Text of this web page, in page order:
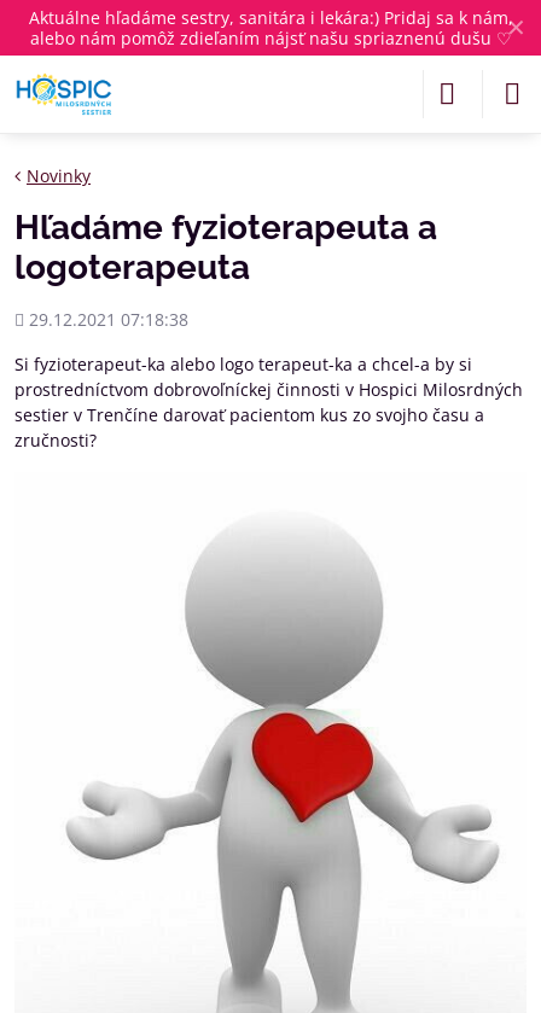
✕
Aktuálne hľadáme sestry, sanitára i lekára:) Pridaj sa k nám,
alebo nám pomôž zdieľaním nájsť našu spriaznenú dušu ♡
Novinky
Hľadáme fyzioterapeuta a
logoterapeuta
Pridané
29.12.2021 07:18:38
Si fyzioterapeut-ka alebo logo terapeut-ka a chcel-a by si
prostredníctvom dobrovoľníckej činnosti v Hospici Milosrdných
sestier v Trenčíne darovať pacientom kus zo svojho času a
zručnosti?